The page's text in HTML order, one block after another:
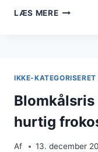
LÆS MERE
IKKE-KATEGORISERET
Blomkålsris
hurtig
Af 13. december